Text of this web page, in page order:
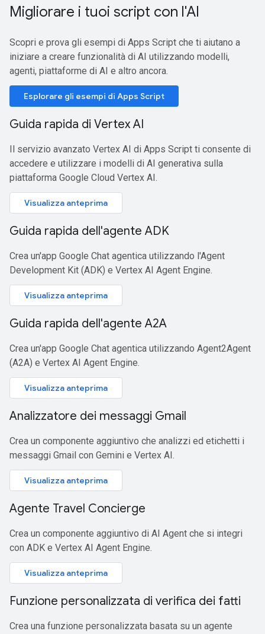
Migliorare i tuoi script con l'AI
Scopri e prova gli esempi di Apps Script che ti aiutano a
iniziare a creare funzionalità di AI utilizzando modelli,
agenti, piattaforme di AI e altro ancora.
Esplorare gli esempi di Apps Script
Guida rapida di Vertex AI
Il servizio avanzato Vertex AI di Apps Script ti consente di
accedere e utilizzare i modelli di AI generativa sulla
piattaforma Google Cloud Vertex AI.
Visualizza anteprima
Guida rapida dell'agente ADK
Crea un'app Google Chat agentica utilizzando l'Agent
Development Kit (ADK) e Vertex AI Agent Engine.
Visualizza anteprima
Guida rapida dell'agente A2A
Crea un'app Google Chat agentica utilizzando Agent2Agent
(A2A) e Vertex AI Agent Engine.
Visualizza anteprima
Analizzatore dei messaggi Gmail
Crea un componente aggiuntivo che analizzi ed etichetti i
messaggi Gmail con Gemini e Vertex AI.
Visualizza anteprima
Agente Travel Concierge
Crea un componente aggiuntivo di AI Agent che si integri
con ADK e Vertex AI Agent Engine.
Visualizza anteprima
Funzione personalizzata di verifica dei fatti
Crea una funzione personalizzata basata su un agente